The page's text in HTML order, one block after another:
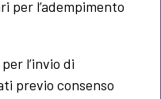
per l’adempimento
l’invio di
previo consenso